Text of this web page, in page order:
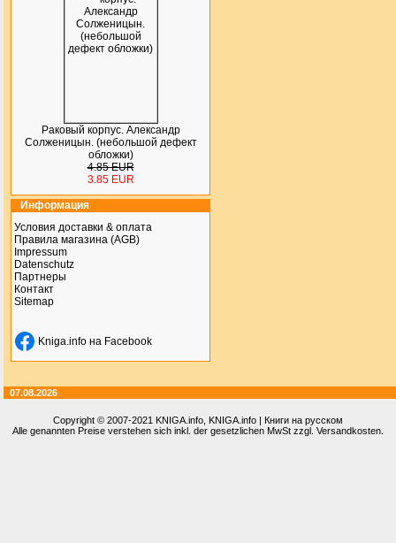
Раковый корпус. Александр
Солженицын. (небольшой дефект
обложки)
4.85 EUR
3.85 EUR
Информация
Условия доставки & оплата
Правила магазина (AGB)
Impressum
Datenschutz
Партнеры
Контакт
Sitemap
Kniga.info на Facebook
07.08.2026
Copyright © 2007-2021 KNIGA.info , KNIGA.info | Книги на русском
Alle genannten Preise verstehen sich inkl. der gesetzlichen MwSt zzgl. Versandkosten.